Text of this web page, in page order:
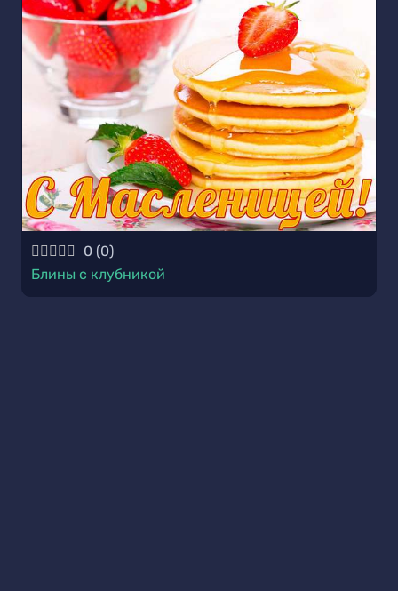
0 (0)
Блины с клубникой